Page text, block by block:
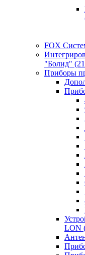
FOX
"Болид"
Приборы
LON